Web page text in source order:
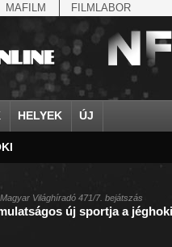
MAFILM FILMLABOR
HELYEK ÚJ
április 4.
arisztokrácia
dr.
Aimone savoya-
Albert Ferenc
Albert Ferenc
Alag
Albánia
, Magyar Világhíradó 471/7. bejátszás
új sportja a